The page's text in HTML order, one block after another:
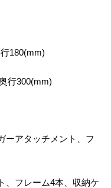
180(mm)
行300(mm)
ーアタッチメント、フ
レーム4本、収納ケ